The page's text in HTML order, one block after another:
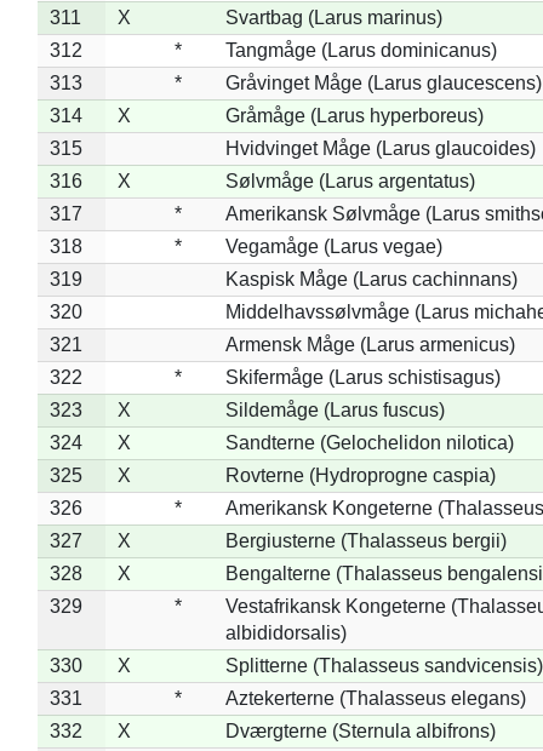
311
X
Svartbag (Larus marinus)
312
*
Tangmåge (Larus dominicanus)
313
*
Gråvinget Måge (Larus glaucescens)
314
X
Gråmåge (Larus hyperboreus)
315
Hvidvinget Måge (Larus glaucoides)
316
X
Sølvmåge (Larus argentatus)
317
*
Amerikansk Sølvmåge (Larus
318
*
Vegamåge (Larus vegae)
319
Kaspisk Måge (Larus cachinnans)
320
Middelhavssølvmåge (Larus
321
Armensk Måge (Larus armenicus)
322
*
Skifermåge (Larus schistisagus)
323
X
Sildemåge (Larus fuscus)
324
X
Sandterne (Gelochelidon nilotica)
325
X
Rovterne (Hydroprogne caspia)
326
*
Amerikansk Kongeterne
327
X
Bergiusterne (Thalasseus bergii)
328
X
Bengalterne (Thalasseus
329
*
Vestafrikansk Kongeterne
albididorsalis)
330
X
Splitterne (Thalasseus sandvicensis)
331
*
Aztekerterne (Thalasseus elegans)
332
X
Dværgterne (Sternula albifrons)